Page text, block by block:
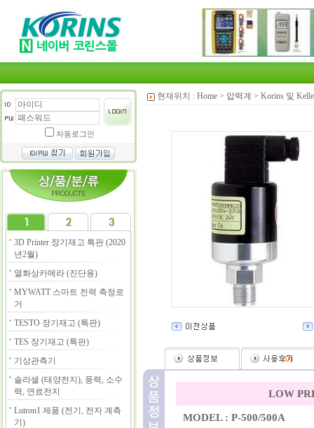
자동로그인
3D Printer 장기재고 특판 (2020
년2월)
열화상카메라 (진단용)
MYWATT 스마트 전력 측정로
거
TESTO 장기재고 (특판)
TES 장기재고 (특판)
기상관측기
솔라셀 (태양전지), 풍력, 소수
력, 연료전지
Lutron1 제품 (전기, 전자 계측
기)
현재위치 : Home > 압력계 > Korins 및
(0)
LOW
MODEL : P-500/500A